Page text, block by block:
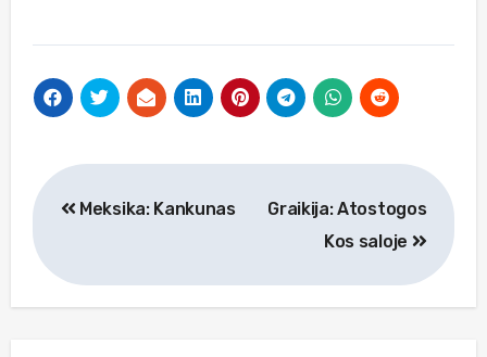
Navigacija
įrašų
Meksika: Kankunas
Graikija: Atostogos
Kos saloje